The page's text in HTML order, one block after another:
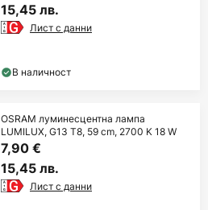
15,45 лв.
Лист с данни
В наличност
OSRAM луминесцентна лампа
LUMILUX, G13 T8, 59 cm, 2700 K 18 W
7,90 €
15,45 лв.
Лист с данни